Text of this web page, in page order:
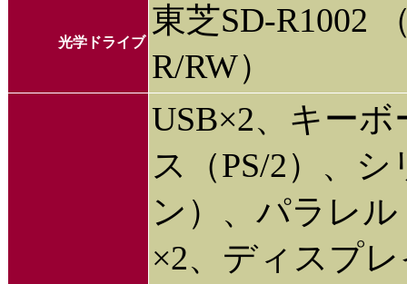
光学ドライブ
東芝SD-R1002
R/RW）
USB×2、キーボ
ス（PS/2）、
ン）、パラレル
×2、ディスプレ